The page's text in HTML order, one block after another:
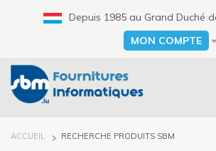
Depuis 1985 au Grand Duché
Select your language
MON COMPTE
FIL
ACCUEIL RECHERCHE PRODUITS SBM